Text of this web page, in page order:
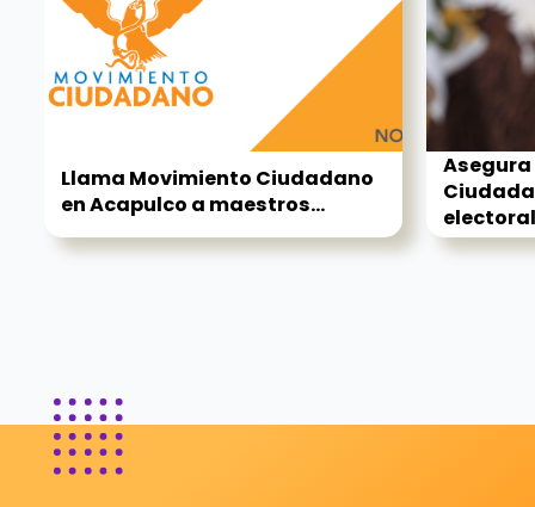
Llama Movimiento Ciudadano
en Acapulco a maestros...
electoral